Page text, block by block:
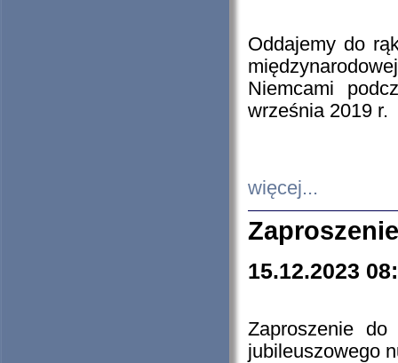
Oddajemy do
Niemcami
września 2019 r.
więcej...
15.12.2023
Zaproszenie do
jubileuszowego